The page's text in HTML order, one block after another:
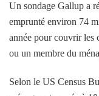
Un sondage Gallup a
emprunté environ 74
année pour couvrir les
ou un membre du
Selon le US Census